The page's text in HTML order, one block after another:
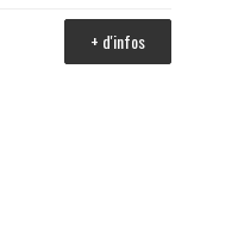
+ d'infos